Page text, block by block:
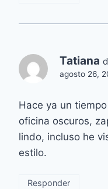
Tatiana
agosto 26,
Hace ya un
oficina oscuros,
lindo, incluso he
estilo.
Responder